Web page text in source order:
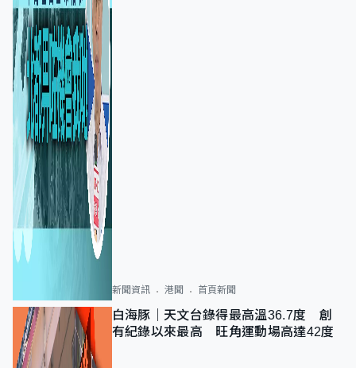
新聞資訊 港聞 首頁新聞
白海豚｜天文台錄得最高溫36.7度 創
有紀錄以來最高 旺角運動場高達42度